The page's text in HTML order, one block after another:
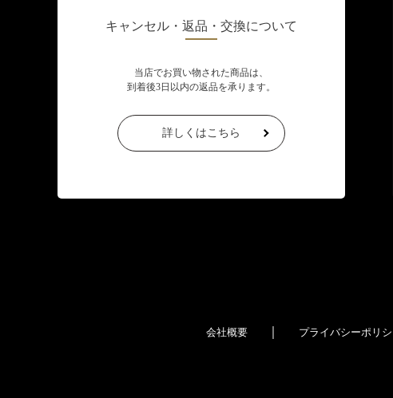
キャンセル・返品・交換について
当店でお買い物された商品は、
到着後3日以内の返品を承ります。
詳しくはこちら
会社概要 プライバシーポリ